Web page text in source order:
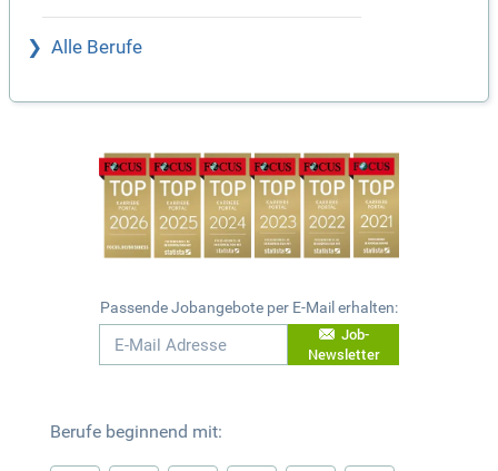
Alle Berufe
Passende Jobangebote per E-Mail erhalten:
Job-
Newsletter
Berufe beginnend mit: